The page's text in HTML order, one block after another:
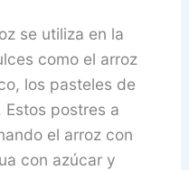
se utiliza en la
como el arroz
los pasteles de
postres a
el arroz con
con azúcar y